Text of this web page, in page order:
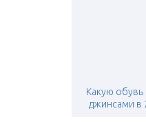
Какую обувь
джинсами в